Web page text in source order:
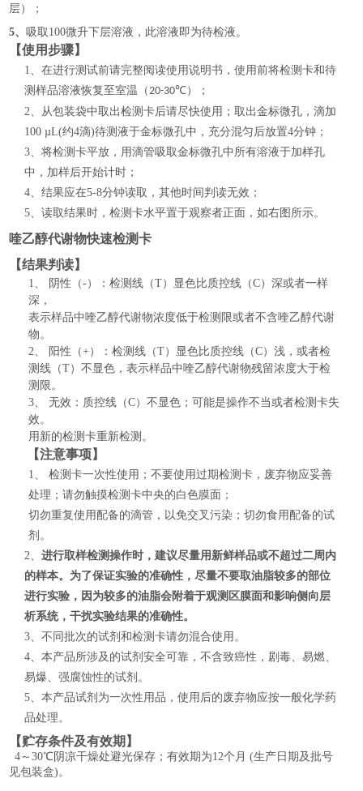
层）；
5、吸取 100微升下层溶液，此溶液即为待检液。
【使用步骤】
1、在进行测试前请完整阅读使用说明书，使用前将检测卡和待
测样品溶液恢复至室温（20-30℃）
；
2、从包装袋中取出检测卡后请尽快使用；取出金标微孔，滴加
100 µL(约4滴)待测液于金标微孔中，充分混匀后放置4分钟；
3、将检测卡平放，用滴管吸取金标微孔中所有溶液于加样孔
中，加样后开始计时；
4、结果应在5-8分钟读取，其他时间判读无效；
5、读取结果时，检测卡水平置于观察者正面，如右图所示。
喹乙醇代谢物快速检测卡
【结果判读】
1、 阴性（-）：检测线（T）显色比质控线（C）深或者一样
深，
表示样品中喹乙醇代谢物浓度低于检测限或者不含喹乙醇代谢
物。
2、
阳性（+）：检测线（T）显色比质控线（C）浅，或者检
测线（T）不显色，表示样品中喹乙醇代谢物残留浓度大于检
测限。
3、无效：质控线（C）不显色；可能是操作不当或者检测卡失
效。
用新的检测卡重新检测。
【注意事项】
1、检测卡一次性使用；不要使用过期检测卡，废弃物应妥善
处理；请勿触摸检测卡中央的白色膜面；
切勿重复使用配备的滴管，以免交叉污染；切勿食用配备的试
剂。
2、进行取样检测操作时，建议尽量用新鲜样品或不超过二周内
的样本。为了保证实验的准确性，尽量不要取油脂较多的部位
进行实验，因为较多的油脂会附着于观测区膜面和影响侧向层
析系统，干扰实验结果的准确性。
3、不同批次的试剂和检测卡请勿混合使用。
4、本产品所涉及的试剂安全可靠，不含致癌性，剧毒、易燃、
易爆、强腐蚀性的试剂。
5、本产品试剂为一次性用品，使用后的废弃物应按一般化学药
品处理。
【贮存条件及有效期】
4～30℃阴凉干燥处避光保存；有效期为12个月 (生产日期及批号
见包装盒)。